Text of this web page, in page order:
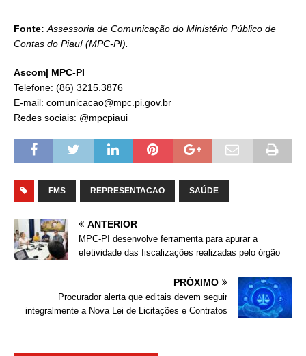
Fonte: Assessoria de Comunicação do Ministério Público de
Contas do Piauí (MPC-PI).
Ascom| MPC-PI
Telefone: (86) 3215.3876
E-mail: comunicacao@mpc.pi.gov.br
Redes sociais: @mpcpiaui
FMS REPRESENTACAO SAÚDE
ANTERIOR
MPC-PI desenvolve ferramenta para apurar a
efetividade das fiscalizações realizadas pelo órgão
PRÓXIMO
Procurador alerta que editais devem seguir
integralmente a Nova Lei de Licitações e Contratos